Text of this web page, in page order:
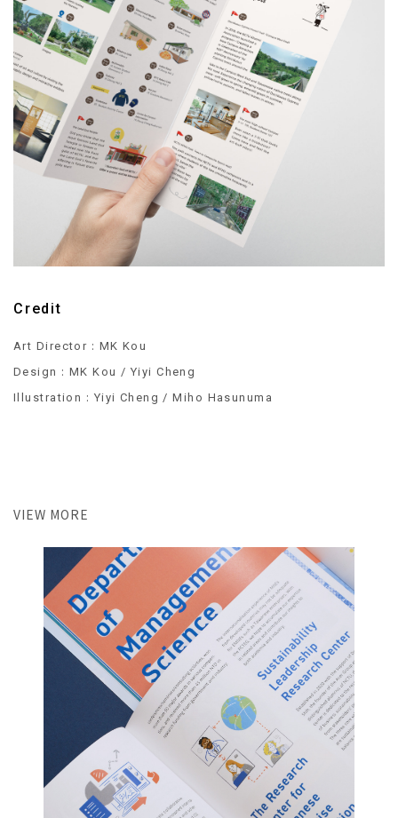
Credit
Art Director : MK Kou
Design : MK Kou / Yiyi Cheng
Illustration : Yiyi Cheng / Miho Hasunuma
VIEW MORE